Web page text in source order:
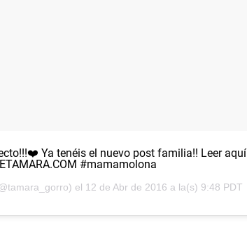
Ya tenéis el nuevo post familia!! Leer aquí
#mamamolona
el 12 de Abr de 2016 a la(s) 9:48 PDT